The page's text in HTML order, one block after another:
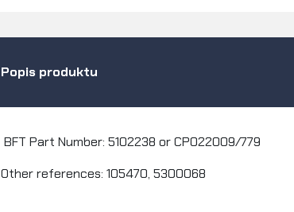
Popis produktu
BFT Part Number: 5102238 or CP022009/779
Other references: 105470, 5300068